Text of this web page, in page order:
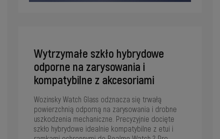
Wytrzymałe szkło hybrydowe
odporne na zarysowania i
kompatybilne z akcesoriami
Wozinsky Watch Glass odznacza się trwałą
powierzchnią odporną na zarysowania i drobne
uszkodzenia mechaniczne. Precyzyjnie docięte
szkło hybrydowe idealnie kompatybilne z etui i